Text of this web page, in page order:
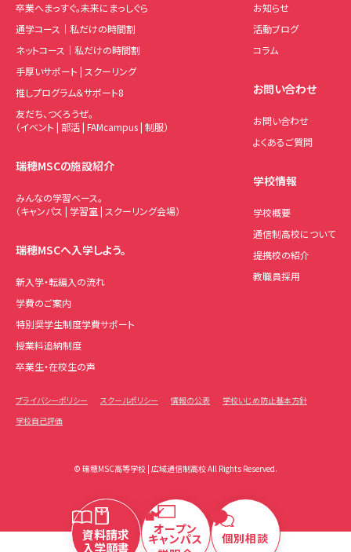
資料請求
入学願書
オープン
キャンパス
個別相談
卒業へまっすぐ。未来にまっしぐら
通学コース｜私だけの時間割
ネットコース｜私だけの時間割
手厚いサポート | スクーリング
推しプログラム＆サポート8
友だち、つくろうぜ。
（イベント | 部活 | FAMcampus | 制服）
瑞穂MSCの施設紹介
みんなの学習ベース。
（キャンパス | 学習室 | スクーリング会場）
瑞穂MSCへ入学しよう。
新入学・転編入の流れ
学費のご案内
特別奨学生制度学費サポート
授業料追納制度
卒業生・在校生の声
お知らせ
活動ブログ
コラム
お問い合わせ
お問い合わせ
よくあるご質問
学校情報
学校概要
通信制高校について
提携校の紹介
教職員採用
プライバシーポリシー スクールポリシー 情報の公表
学校いじめ防止基本方針
学校自己評価
© 瑞穂MSC高等学校 | 広域通信制高校 All Rights Reserved.